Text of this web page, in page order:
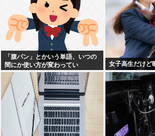
「腹パン」とかいう単語、いつの
間にか使い方が変わってい
た・・・・・
女子高生だけど